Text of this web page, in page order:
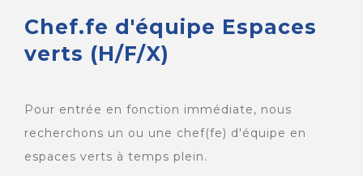
Chef.fe d'équipe Espaces
verts (H/F/X)
Pour entrée en fonction immédiate, nous
recherchons un ou une chef(fe) d'équipe en
espaces verts à temps plein.